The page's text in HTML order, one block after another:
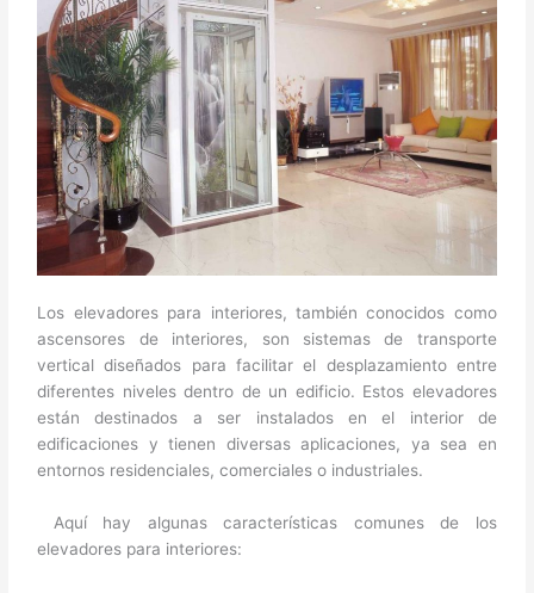
Los elevadores para interiores, también conocidos como
ascensores de interiores, son sistemas de transporte
vertical diseñados para facilitar el desplazamiento entre
diferentes niveles dentro de un edificio. Estos elevadores
están destinados a ser instalados en el interior de
edificaciones y tienen diversas aplicaciones, ya sea en
entornos residenciales, comerciales o industriales.
Aquí hay algunas características comunes de los
elevadores para interiores: